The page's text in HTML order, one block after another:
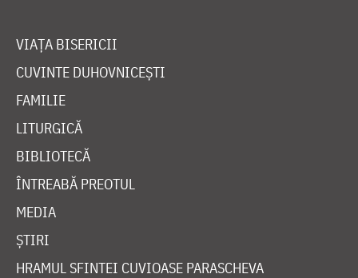
VIAȚA BISERICII
CUVINTE DUHOVNICEȘTI
FAMILIE
LITURGICĂ
BIBLIOTECĂ
ÎNTREABĂ PREOTUL
MEDIA
ȘTIRI
HRAMUL SFINTEI CUVIOASE PARASCHEVA